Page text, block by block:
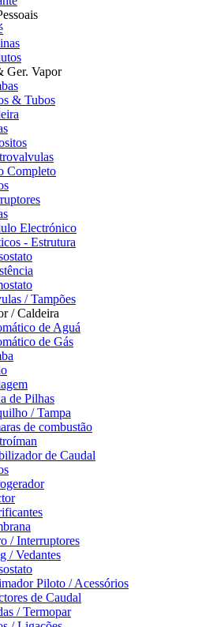
Ger. Vapor
& Tubos
Completo
Electrónico
- Estrutura
/ Tampões
/ Caldeira
de Aguá
de Gás
de Pilhas
/ Tampa
de combustão
de Caudal
/ Interruptores
/ Vedantes
Piloto / Acessórios
de Caudal
/ Termopar